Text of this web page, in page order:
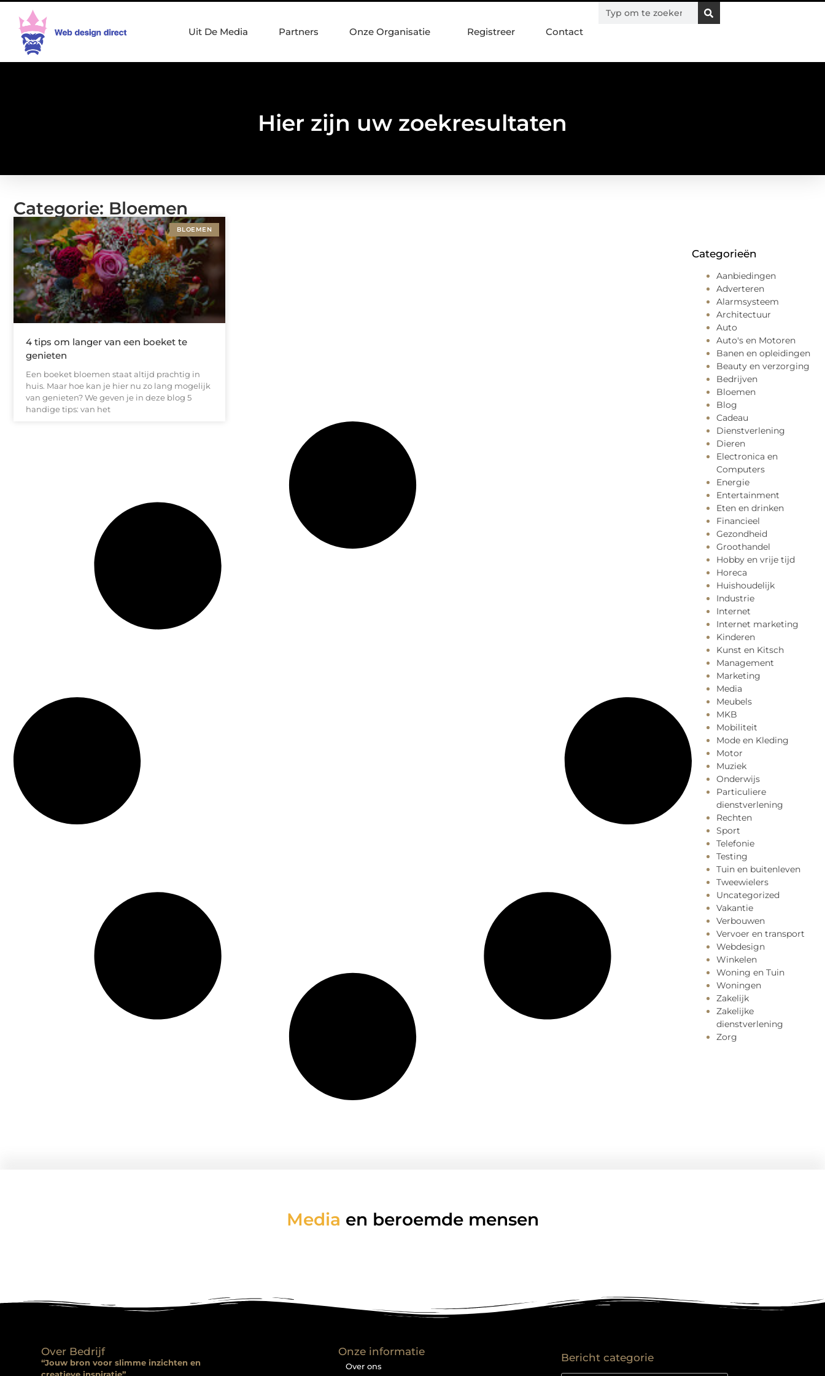
Uit De Media Partners Onze Organisatie Registreer Contact
Hier zijn uw zoekresultaten
Categorie: Bloemen
BLOEMEN
4 tips om langer van een boeket te
genieten
Een boeket bloemen staat altijd prachtig in
huis. Maar hoe kan je hier nu zo lang mogelijk
van genieten? We geven je in deze blog 5
handige tips: van het
Categorieën
Aanbiedingen
Adverteren
Alarmsysteem
Architectuur
Auto
Auto's en Motoren
Banen en opleidingen
Beauty en verzorging
Bedrijven
Bloemen
Blog
Cadeau
Dienstverlening
Dieren
Electronica en
Computers
Energie
Entertainment
Eten en drinken
Financieel
Gezondheid
Groothandel
Hobby en vrije tijd
Horeca
Huishoudelijk
Industrie
Internet
Internet marketing
Kinderen
Kunst en Kitsch
Management
Marketing
Media
Meubels
MKB
Mobiliteit
Mode en Kleding
Motor
Muziek
Onderwijs
Particuliere
dienstverlening
Rechten
Sport
Telefonie
Testing
Tuin en buitenleven
Tweewielers
Uncategorized
Vakantie
Verbouwen
Vervoer en transport
Webdesign
Winkelen
Woning en Tuin
Woningen
Zakelijk
Zakelijke
dienstverlening
Zorg
Media en beroemde mensen
Over Bedrijf
“Jouw bron voor slimme inzichten en
creatieve inspiratie”
Onze informatie
Over ons
Bericht categorie